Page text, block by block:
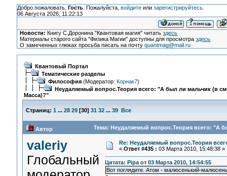
Добро пожаловать, Гость. Пожалуйста, войдитеили зарегистрируйтесь.
06 Августа 2026, 11:22:13
Новости: Книгу С.Доронина "Квантовая магия" читатьздесь
Материалы старого сайта "Физика Магии" доступны для просмотраздесь
О замеченных глюках просьба писать на почтуquantmag@mail.ru
Квантовый Портал
Тематические разделы
Философия(Модератор: Корнак7)
Неудаляемый вопрос.Теория всего: "А был ли мальчик (в
Масса)?"
Страниц: 1 ... 28 29[30] 31 32 ... 39 Все
Автор Тема: Неудаляемый вопрос.Теория всего: "А
valeriy
Глобальный
Re: Неудаляемый вопрос.Теория
« Ответ #435 : 03 Марта 2010, 15:48:38 »
Цитата: Pipa от 03 Марта 2010, 14:54:55
Вот поглядите. Атом - малюсенький-